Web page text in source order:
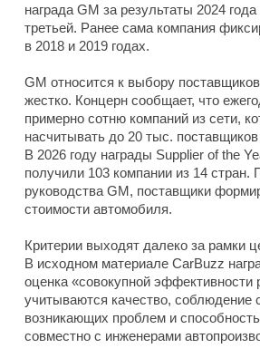
награда GM за результаты 2024
третьей. Ранее сама компания
в 2018 и 2019 годах.
GM относится к выбору
жестко. Концерн сообщает, что
примерно сотню компаний из сети,
насчитывать до 20 тыс.
В 2026 году награды Supplier of the
получили 103 компании из 14 стран.
руководства GM, поставщики
стоимости автомобиля.
Критерии выходят далеко за рамки
В исходном материале CarBuzz
оценка «совокупной эффективности
учитываются качество, соблюдение
возникающих проблем и
совместно с инженерами